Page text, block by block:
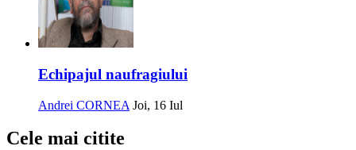
Echipajul naufragiului
Andrei CORNEA Joi, 16 Iul
Cele mai citite